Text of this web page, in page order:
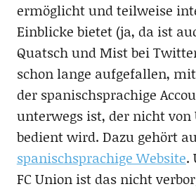
ermöglicht und teilweise
Einblicke bietet (ja, da ist
Quatsch und Mist bei
schon lange aufgefallen,
der spanischsprachige
unterwegs ist, der nicht von
bedient wird. Dazu gehört
spanischsprachige Website.
FC Union ist das nicht